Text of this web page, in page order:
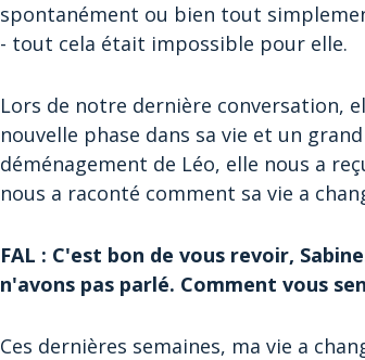
spontanément ou bien tout
- tout cela était impossible pour elle.
Lors de notre dernière conversation,
nouvelle phase dans sa vie et un
déménagement de Léo, elle nous a
nous a raconté comment sa vie a
FAL : C'est bon de vous revoir,
n'avons pas parlé. Comment vous
Ces dernières semaines, ma vie a